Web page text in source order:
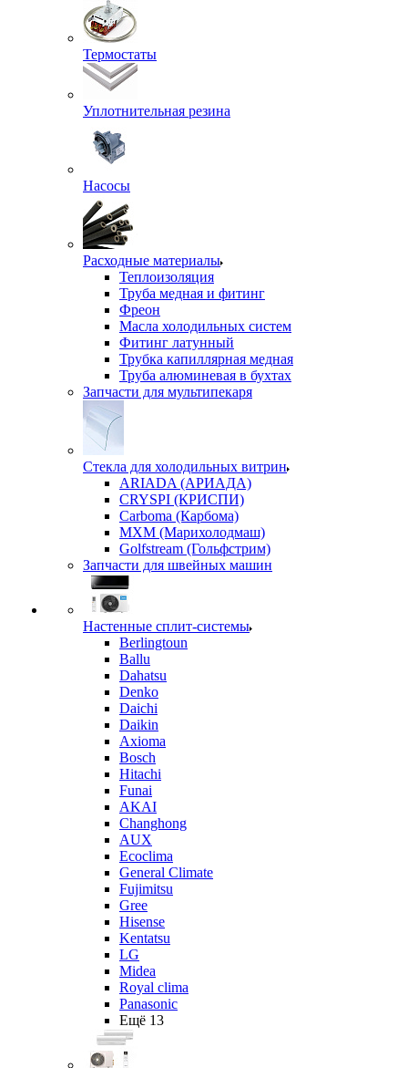
Термостаты
Уплотнительная резина
Насосы
Расходные материалы
Теплоизоляция
Труба медная и фитинг
Фреон
Масла холодильных систем
Фитинг латунный
Трубка капиллярная медная
Труба алюминевая в бухтах
Запчасти для мультипекаря
Стекла для холодильных витрин
ARIADA (АРИАДА)
CRYSPI (КРИСПИ)
Carboma (Карбома)
MXM (Марихолодмаш)
Golfstream (Гольфстрим)
Запчасти для швейных машин
Настенные сплит-системы
Berlingtoun
Ballu
Dahatsu
Denko
Daichi
Daikin
Axioma
Bosch
Hitachi
Funai
AKAI
Changhong
AUX
Ecoclima
General Climate
Fujimitsu
Gree
Hisense
Kentatsu
LG
Midea
Royal clima
Panasonic
Ещё 13